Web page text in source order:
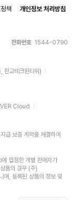
책
개인정보 처리방침
전화번호 1544-0790
판교테크원타워)
Cloud
급 보증 계약을 체결하여
입점한 개별 판매자가
품의 경우 (주)
며, 등록된 상품의 정보 및